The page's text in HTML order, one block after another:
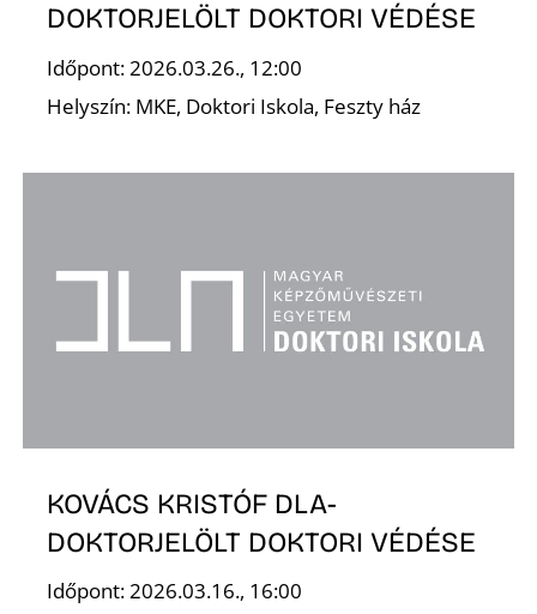
DOKTORJELÖLT DOKTORI VÉDÉSE
Időpont: 2026.03.26., 12:00
Helyszín: MKE, Doktori Iskola, Feszty ház
KOVÁCS KRISTÓF DLA-
DOKTORJELÖLT DOKTORI VÉDÉSE
Időpont: 2026.03.16., 16:00